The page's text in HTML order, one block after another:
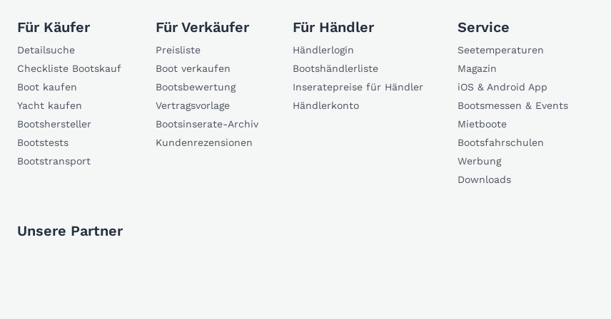
Für Käufer
Detailsuche
Checkliste Bootskauf
Boot kaufen
Yacht kaufen
Bootshersteller
Bootstests
Bootstransport
Für Verkäufer
Preisliste
Boot verkaufen
Bootsbewertung
Vertragsvorlage
Bootsinserate-Archiv
Kundenrezensionen
Für Händler
Händlerlogin
Bootshändlerliste
Inseratepreise für Händler
Händlerkonto
Service
Seetemperaturen
Magazin
iOS & Android App
Bootsmessen & Events
Mietboote
Bootsfahrschulen
Werbung
Downloads
Unsere Partner